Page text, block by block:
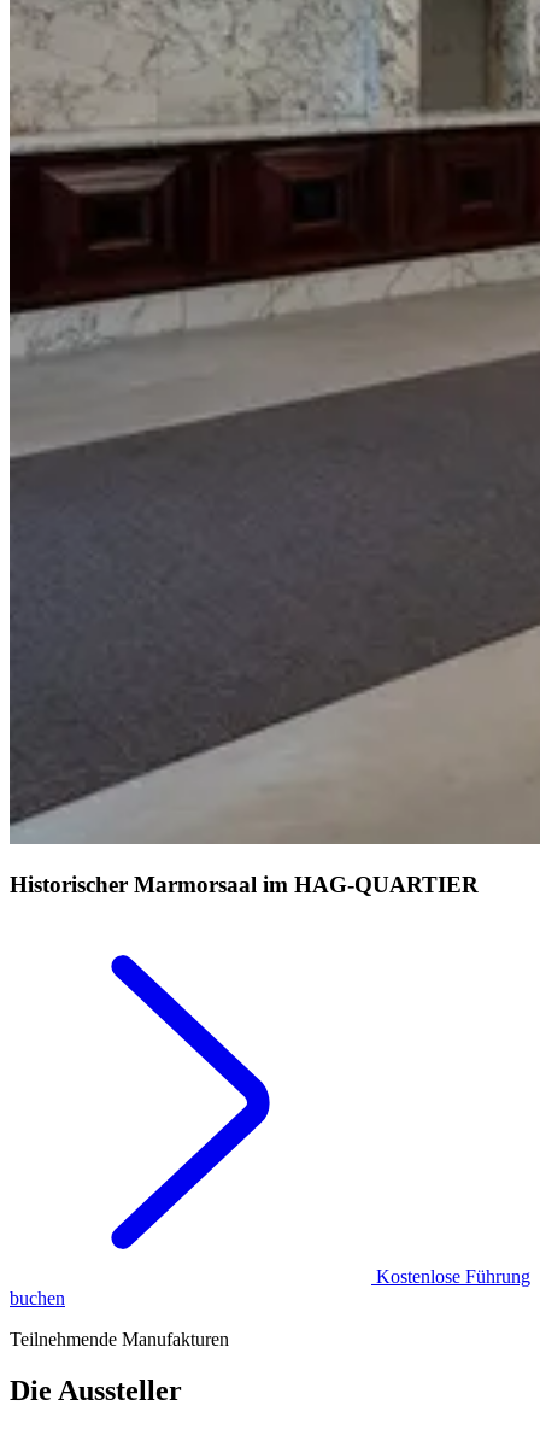
Historischer Marmorsaal im HAG‑QUARTIER
Kostenlose Führung
buchen
Teilnehmende Manufakturen
Die Aussteller